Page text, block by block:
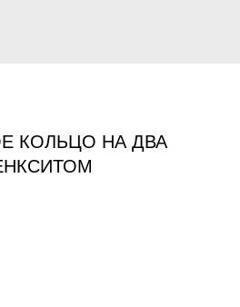
КОЛЬЦО НА ДВА